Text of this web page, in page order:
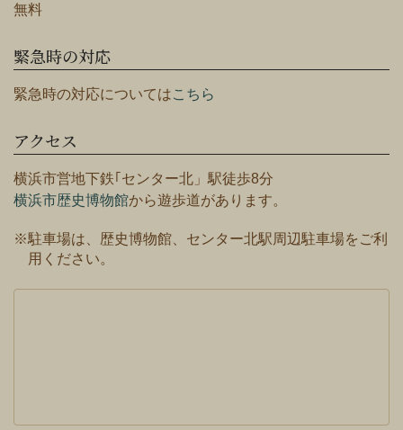
無料
緊急時の対応
緊急時の対応についてはこちら
アクセス
横浜市営地下鉄｢センター北」駅徒歩8分
横浜市歴史博物館から遊歩道があります。
※駐車場は、歴史博物館、センター北駅周辺駐車場をご利
用ください。